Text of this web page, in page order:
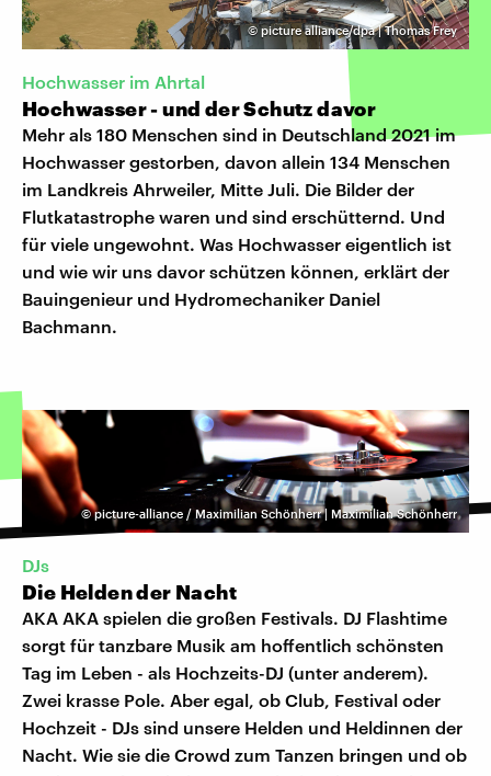
© picture alliance/dpa | Thomas Frey
Hochwasser im Ahrtal
Hochwasser - und der Schutz davor
Mehr als 180 Menschen sind in Deutschland 2021 im
Hochwasser gestorben, davon allein 134 Menschen
im Landkreis Ahrweiler, Mitte Juli. Die Bilder der
Flutkatastrophe waren und sind erschütternd. Und
für viele ungewohnt. Was Hochwasser eigentlich ist
und wie wir uns davor schützen können, erklärt der
Bauingenieur und Hydromechaniker Daniel
Bachmann.
©picture-alliance / Maximilian Schönherr | Maximilian Schönherr
DJs
Die Helden der Nacht
AKA AKA spielen die großen Festivals. DJ Flashtime
sorgt für tanzbare Musik am hoffentlich schönsten
Tag im Leben - als Hochzeits-DJ (unter anderem).
Zwei krasse Pole. Aber egal, ob Club, Festival oder
Hochzeit - DJs sind unsere Helden und Heldinnen der
Nacht. Wie sie die Crowd zum Tanzen bringen und ob